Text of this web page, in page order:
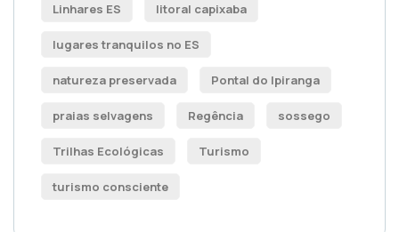
Linhares ES litoral capixaba
lugares tranquilos no ES
natureza preservada Pontal do Ipiranga
praias selvagens Regência sossego
Trilhas Ecológicas Turismo
turismo consciente